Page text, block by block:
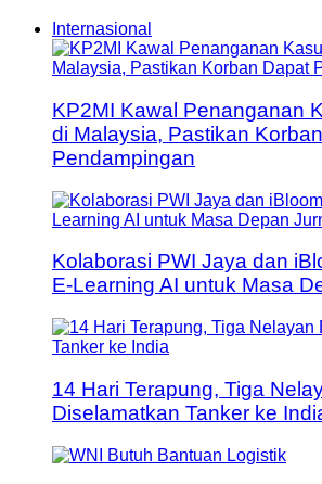
Internasional
KP2MI Kawal Penanganan
di Malaysia, Pastikan
Pendampingan
Kolaborasi PWI Jaya dan
E-Learning AI untuk Masa
14 Hari Terapung, Tiga
Diselamatkan Tanker ke